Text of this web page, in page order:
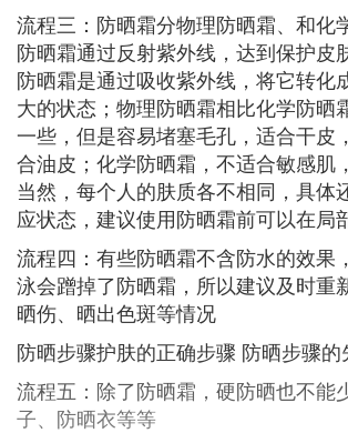
流程三：防晒霜分物理防晒霜、和化
防晒霜通过反射紫外线，达到保护皮
防晒霜是通过吸收紫外线，将它转化
大的状态；物理防晒霜相比化学防晒
一些，但是容易堵塞毛孔，适合干皮
合油皮；化学防晒霜，不适合敏感肌
当然，每个人的肤质各不相同，具体
应状态，建议使用防晒霜前可以在局
流程四：有些防晒霜不含防水的效果
泳会蹭掉了防晒霜，所以建议及时重
晒伤、晒出色斑等情况
防晒步骤护肤的正确步骤 防晒步骤
流程五：除了防晒霜，硬防晒也不能
子、防晒衣等等